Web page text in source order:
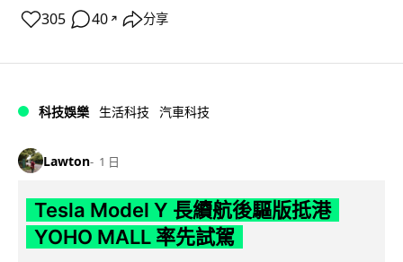
305 40 ↗ 分享
科技娛樂 生活科技 汽車科技
Lawton 1 日
Tesla Model Y 長續航後驅版抵港
YOHO MALL 率先試駕